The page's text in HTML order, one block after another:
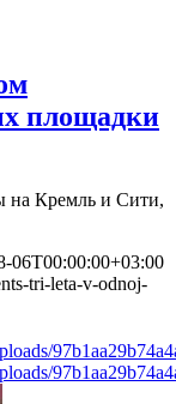
площадки
на Кремль и Сити,
06T00:00:00+03:00
tri-leta-v-odnoj-